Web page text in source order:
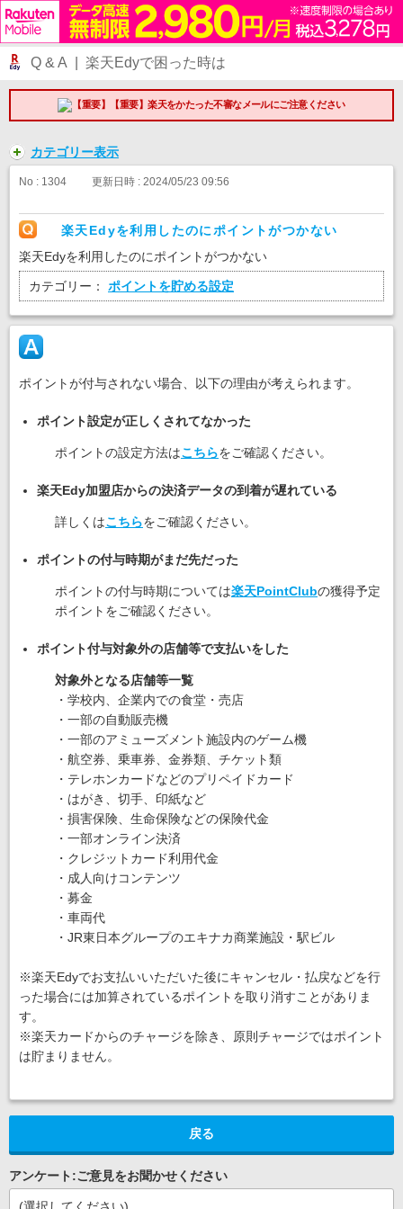
Q & A | 楽天Edyで困った時は
【重要】楽天をかたった不審なメールにご注意ください
カテゴリー表示
No : 1304 更新日時 : 2024/05/23 09:56
楽天Edyを利用したのにポイントがつかない
楽天Edyを利用したのにポイントがつかない
カテゴリー： ポイントを貯める設定
ポイントが付与されない場合、以下の理由が考えられます。
ポイント設定が正しくされてなかった
ポイントの設定方法はこちらをご確認ください。
楽天Edy加盟店からの決済データの到着が遅れている
詳しくはこちらをご確認ください。
ポイントの付与時期がまだ先だった
ポイントの付与時期については楽天PointClubの獲得予定
ポイントをご確認ください。
ポイント付与対象外の店舗等で支払いをした
対象外となる店舗等一覧
・学校内、企業内での食堂・売店
・一部の自動販売機
・一部のアミューズメント施設内のゲーム機
・航空券、乗車券、金券類、チケット類
・テレホンカードなどのプリペイドカード
・はがき、切手、印紙など
・損害保険、生命保険などの保険代金
・一部オンライン決済
・クレジットカード利用代金
・成人向けコンテンツ
・募金
・車両代
・JR東日本グループのエキナカ商業施設・駅ビル
※楽天Edyでお支払いいただいた後にキャンセル・払戻などを行
った場合には加算されているポイントを取り消すことがありま
す。
※楽天カードからのチャージを除き、原則チャージではポイント
は貯まりません。
戻る
アンケート:ご意見をお聞かせください